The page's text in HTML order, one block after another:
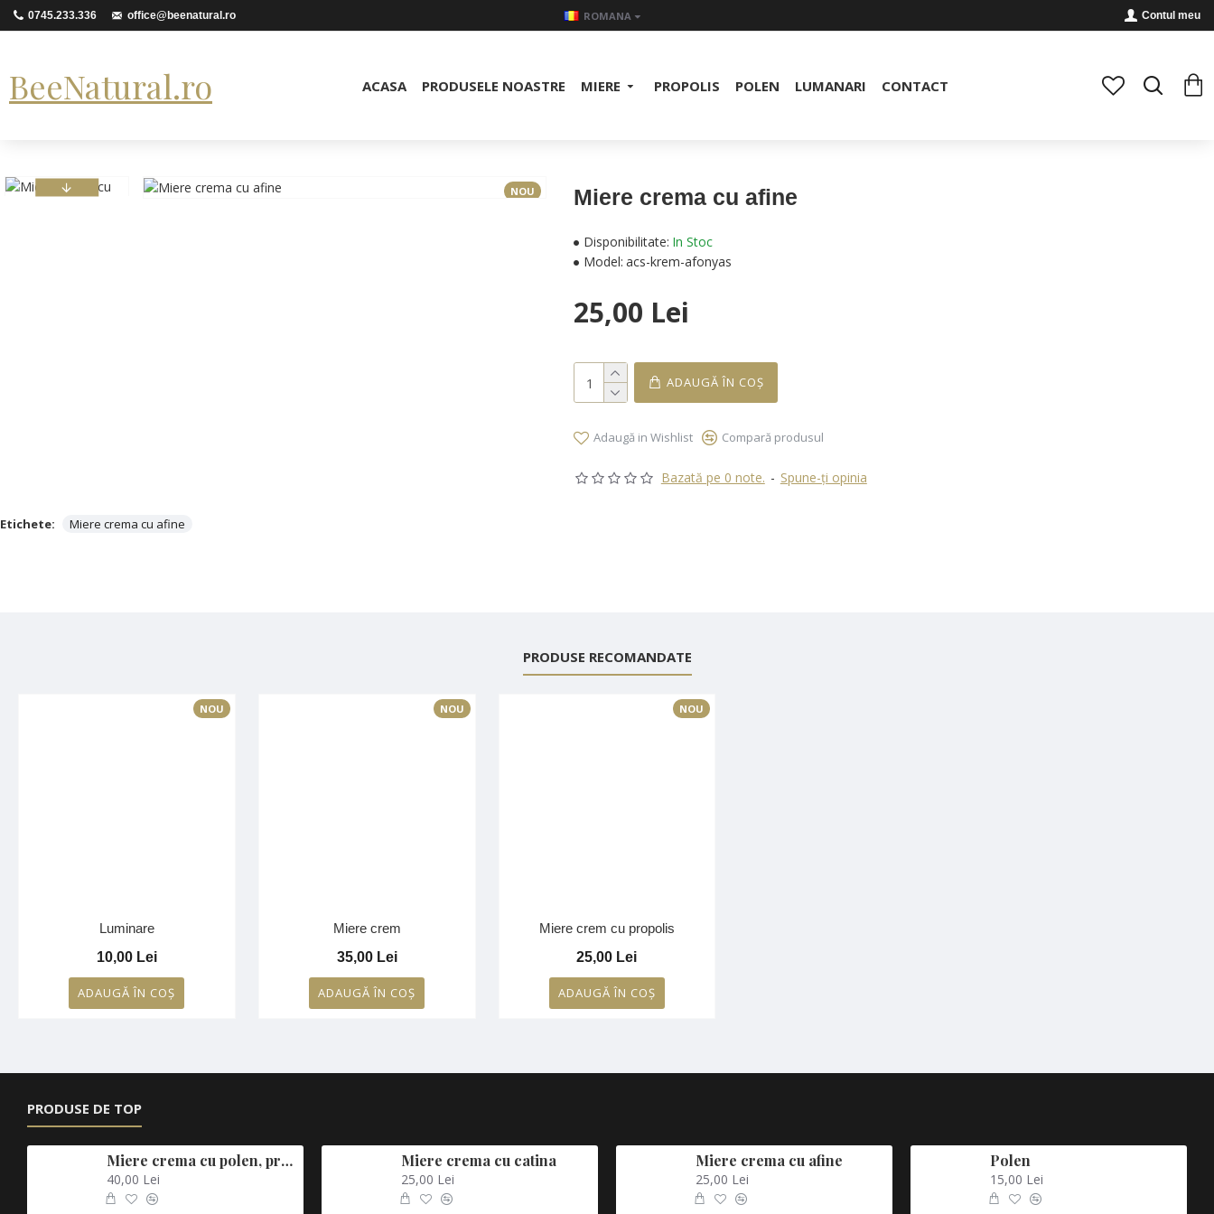
0745.233.336 office@beenatural.ro ROMANA Contul meu
BeeNatural.ro ACASA PRODUSELE NOASTRE MIERE PROPOLIS POLEN LUMANARI CONTACT
NOU Miere crema cu afine
Disponibilitate: In Stoc
Model: acs-krem-afonyas
Bazată pe 0 note. - Spune-ţi opinia
25,00 Lei
ADAUGĂ ÎN COŞ
Adaugă in Wishlist Compară produsul
Etichete: Miere crema cu afine
PRODUSE RECOMANDATE
NOU
Luminare
10,00 Lei
ADAUGĂ ÎN COŞ
NOU
Miere crem
35,00 Lei
ADAUGĂ ÎN COŞ
NOU
Miere crem cu propolis
25,00 Lei
ADAUGĂ ÎN COŞ
PRODUSE DE TOP
Miere crema cu polen, propolis, laptisor de matca si catina
40,00 Lei
Miere crema cu catina
25,00 Lei
Miere crema cu afine
25,00 Lei
Polen
15,00 Lei